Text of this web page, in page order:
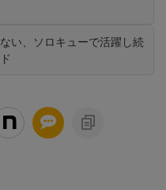
い、ソロキューで活躍し続